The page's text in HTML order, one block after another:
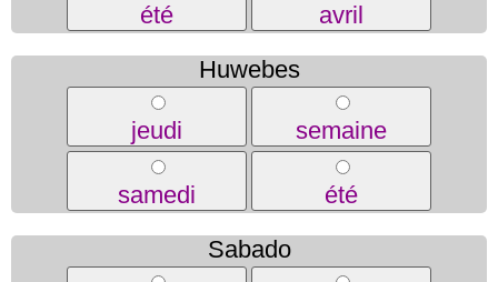
été
avril
Huwebes
jeudi semaine
samedi
été
Sabado